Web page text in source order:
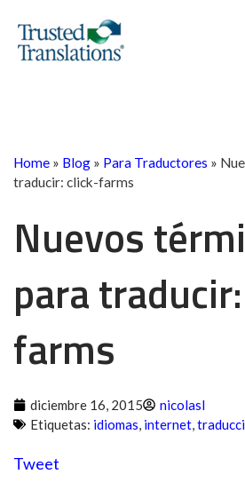
Home » Blog » Para Traductores »
traducir: click-farms
Nuevos
para
farms
diciembre 16, 2015
nicolasl
Etiquetas: idiomas, internet,
Tweet